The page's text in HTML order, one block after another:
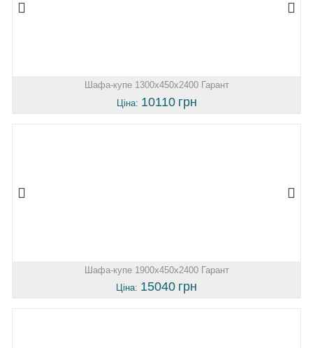
Шафа-купе 1300х450х2400 Гарант
Ціна: 10110 грн
Шафа-купе 1900х450х2400 Гарант
Ціна: 15040 грн